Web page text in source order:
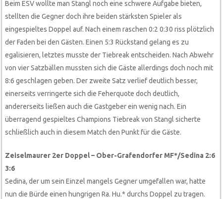
Beim ESV wollte man Stangl noch eine schwere Aufgabe bieten,
stellten die Gegner doch ihre beiden stärksten Spieler als
eingespieltes Doppel auf. Nach einem raschen 0:2 0:30 riss plötzlich
der Faden bei den Gästen. Einen 5:3 Rückstand gelang es zu
egalisieren, letztes musste der Tiebreak entscheiden. Nach Abwehr
von vier Satzbällen mussten sich die Gäste allerdings doch noch mit
8:6 geschlagen geben. Der zweite Satz verlief deutlich besser,
einerseits verringerte sich die Feherquote doch deutlich,
andererseits ließen auch die Gastgeber ein wenig nach. Ein
überragend gespieltes Champions Tiebreak von Stangl sicherte
schließlich auch in diesem Match den Punkt für die Gäste.
Zeiselmaurer 2er Doppel – Ober-Grafendorfer MF*/Sedina 2:6
3:6
Sedina, der um sein Einzel mangels Gegner umgefallen war, hatte
nun die Bürde einen hungrigen Ra. Hu.* durchs Doppel zu tragen.